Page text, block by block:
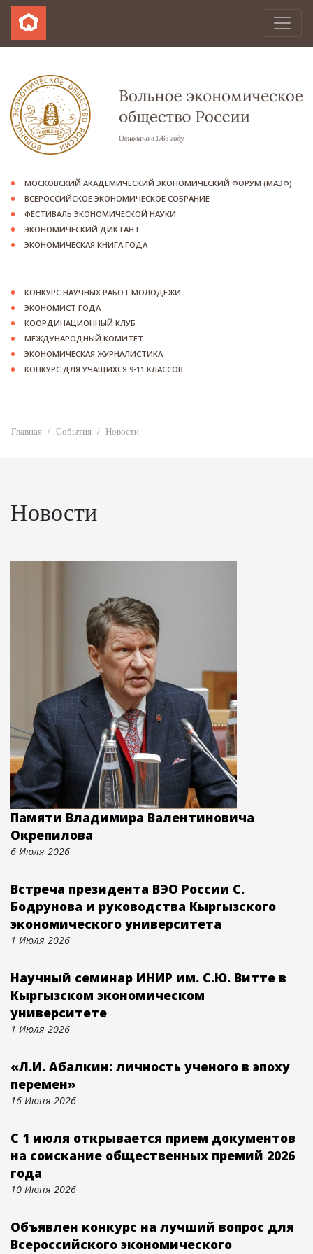
МОСКОВСКИЙ АКАДЕМИЧЕСКИЙ ЭКОНОМИЧЕСКИЙ ФОРУМ (МАЭФ)
ВСЕРОССИЙСКОЕ ЭКОНОМИЧЕСКОЕ СОБРАНИЕ
ФЕСТИВАЛЬ ЭКОНОМИЧЕСКОЙ НАУКИ
ЭКОНОМИЧЕСКИЙ ДИКТАНТ
ЭКОНОМИЧЕСКАЯ КНИГА ГОДА
КОНКУРС НАУЧНЫХ РАБОТ МОЛОДЕЖИ
ЭКОНОМИСТ ГОДА
КООРДИНАЦИОННЫЙ КЛУБ
МЕЖДУНАРОДНЫЙ КОМИТЕТ
ЭКОНОМИЧЕСКАЯ ЖУРНАЛИСТИКА
КОНКУРС ДЛЯ УЧАЩИХСЯ 9-11 КЛАССОВ
Главная События Новости
Новости
Памяти Владимира Валентиновича
Окрепилова
6 Июля 2026
Встреча президента ВЭО России С.
Бодрунова и руководства Кыргызского
экономического университета
1 Июля 2026
Научный семинар ИНИР им. С.Ю. Витте в
Кыргызском экономическом
университете
1 Июля 2026
«Л.И. Абалкин: личность ученого в эпоху
перемен»
16 Июня 2026
С 1 июля открывается прием документов
на соискание общественных премий 2026
года
10 Июня 2026
Объявлен конкурс на лучший вопрос для
Всероссийского экономического